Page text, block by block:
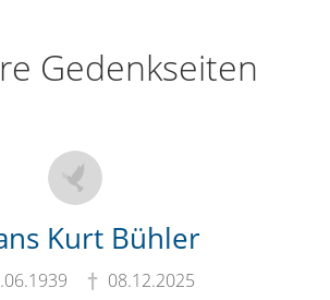
Gedenkseiten
Kurt Bühler
08.12.2025